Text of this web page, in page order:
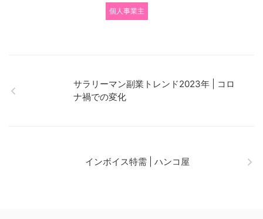
個人事業主
サラリーマン副業トレンド2023年 | コロ
ナ禍での変化
インボイス特需 | ハンコ屋